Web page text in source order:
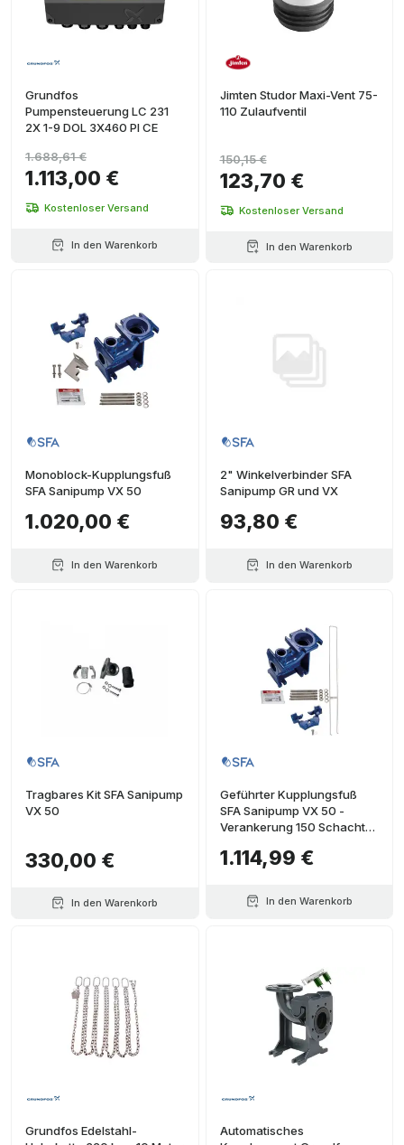
Grundfos
Pumpensteuerung LC 231
2X 1-9 DOL 3X460 PI CE
1.113,00 €
1.688,61 €
Kostenloser Versand
In den Warenkorb
Jimten Studor Maxi-Vent 75-
110 Zulaufventil
123,70 €
150,15 €
Kostenloser Versand
In den Warenkorb
Monoblock-Kupplungsfuß
SFA Sanipump VX 50
1.020,00 €
In den Warenkorb
2" Winkelverbinder SFA
Sanipump GR und VX
93,80 €
In den Warenkorb
Tragbares Kit SFA Sanipump
VX 50
330,00 €
In den Warenkorb
Geführter Kupplungsfuß
SFA Sanipump VX 50 -
Verankerung 150 Schacht
1.114,99 €
In den Warenkorb
Grundfos Edelstahl-
Automatisches